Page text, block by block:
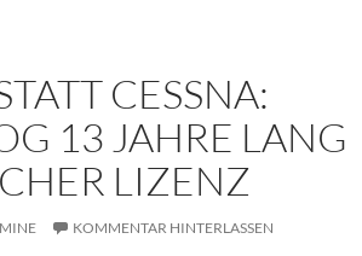
CESSNA:
13 JAHRE LANG
LIZENZ
KOMMENTAR HINTERLASSEN